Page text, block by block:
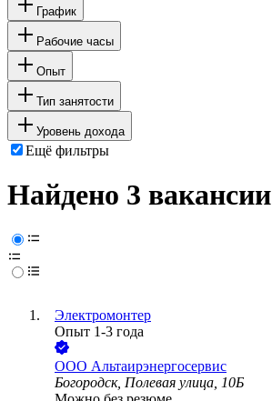
График
Рабочие часы
Опыт
Тип занятости
Уровень дохода
Ещё фильтры
Найдено 3 вакансии
Электромонтер
Опыт 1-3 года
ООО Альтаирэнергосервис
Богородск, Полевая улица, 10Б